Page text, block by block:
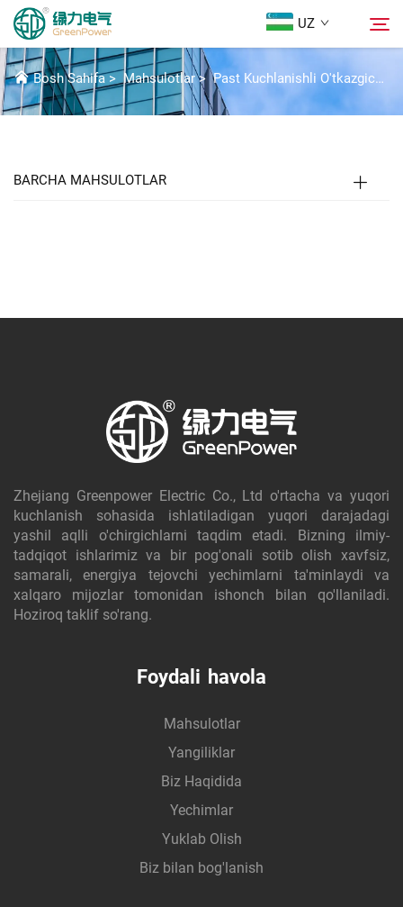
UZ
Mahsulotlar
GPM1 AKSESSUARLAR
Bosh Sahifa>Mahsulotlar>Past Kuchlanishli O'tkazgich Qismlari
BARCHA MAHSULOTLAR
Zhejiang Greenpower Electric Co., Ltd o'rtacha va yuqori
kuchlanish sohasida ishlatiladigan yuqori darajadagi
yashil aqlli o'chirgichlarni taqdim etadi. Bizning ilmiy-
tadqiqot ishlarimiz va bir pog'onali sotib olish xavfsiz,
samarali, energiya tejovchi yechimlarni ta'minlaydi va
xalqaro mijozlar tomonidan ishonch bilan qo'llaniladi.
Hoziroq taklif so'rang.
Foydali havola
Mahsulotlar
Yangiliklar
Biz Haqidida
Yechimlar
Yuklab Olish
Biz bilan bog'lanish